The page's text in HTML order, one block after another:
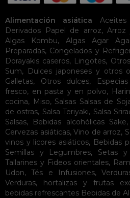
Alimentación asiática
Derivados
Papel de arroz, Arroz
Algas Kombu, Algas Agar
Preparadas, Congelados y
Dorayakis caseros, Lingotes,
Sum, Dulces japoneses y otros
Galletas, Otros dulces,
fresco, en pasta y en polvo,
cocina, Miso, Salsas Salsas de
de ostras, Salsa Teriyaki, Salsa
Salsas, Bebidas alcohólicas Sake,
Cervezas asiáticas, Vino de arroz,
vinos y licores asiáticos, Bebidas
Semillas y Legumbres, Setas y
Tallarines y Fideos orientales,
Udon,Tés e Infusiones,
Verduras, hortalizas y frutas
bebidas refrescantes Bebidas de